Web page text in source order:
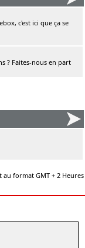
c'est ici que ça se
? Faites-nous en part
au format GMT + 2 Heures